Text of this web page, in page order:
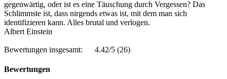
gegenwärtig, oder ist es eine Täuschung durch Vergessen? Das
Schlimmste ist, dass nirgends etwas ist, mit dem man sich
identifizieren kann. Alles brutal und verlogen.
Albert Einstein
Bewertungen insgesamt: 4.42/5 (26)
Bewertungen